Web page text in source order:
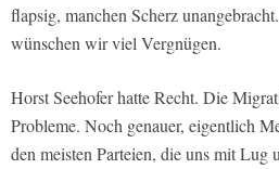
flapsig, manchen Scherz
wünschen wir viel Vergnügen.
Horst Seehofer hatte Recht. Die
Probleme. Noch genauer, eigentlich
den meisten Parteien, die uns mit Lug